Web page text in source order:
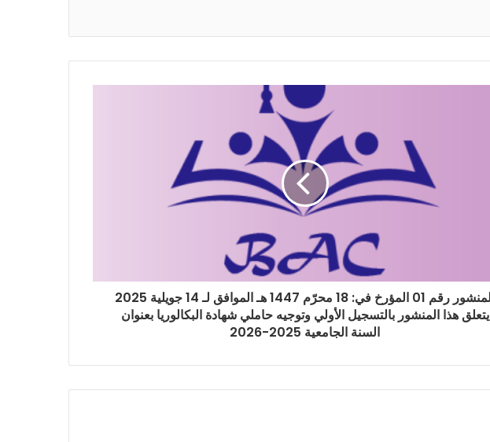
المنشور رقم 01 المؤرخ في: 18 محرّم 1447 هـ الموافق لـ 14 جويلية 2025
يتعلق هذا المنشور بالتسجيل الأولي وتوجيه حاملي شهادة البكالوريا بعنوان
السنة الجامعية 2025-2026